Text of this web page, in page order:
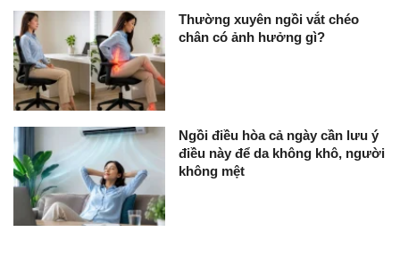
Thường xuyên ngồi vắt chéo
chân có ảnh hưởng gì?
Ngồi điều hòa cả ngày cần lưu ý
điều này để da không khô, người
không mệt